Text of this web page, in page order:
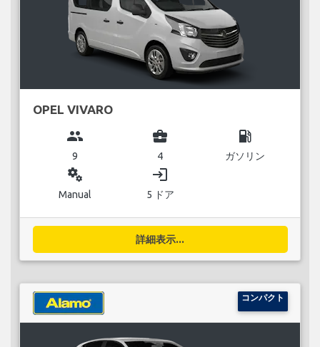
OPEL VIVARO
group
9
business_center
4
local_gas_station
ガソリン
miscellaneous_services
Manual
login
5 ドア
詳細表示...
コンパクト